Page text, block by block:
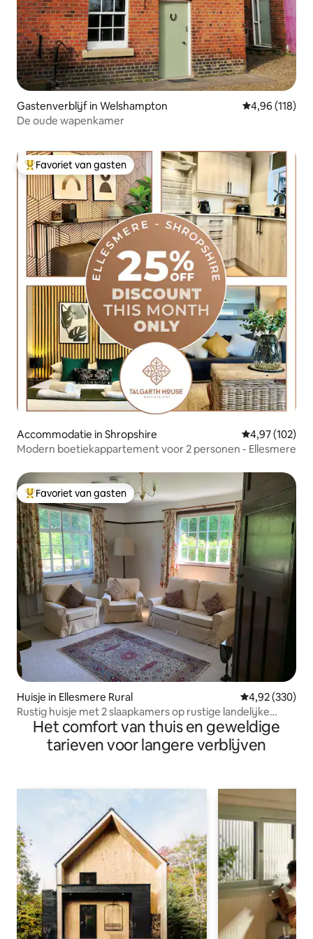
Gastenverblijf in Welshampton Gemiddelde
4,96 (118)
De oude wapenkamer
Topfavoriet van gasten
Favoriet van gasten
Accommodatie in Shropshire Gemiddelde
4,97 (102)
Modern boetiekappartement voor 2 personen - Ellesmere
Topfavoriet van gasten
Favoriet van gasten
Huisje in Ellesmere Rural Gemiddelde
4,92 (330)
Rustig huisje met 2 slaapkamers op rustige landelijke
locatie
Het comfort van thuis en geweldige
tarieven voor langere verblijven